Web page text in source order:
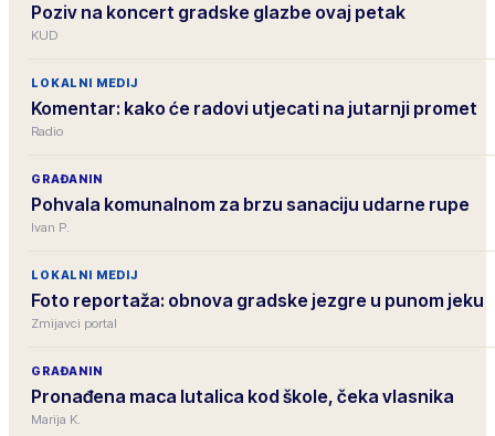
Poziv na koncert gradske glazbe ovaj petak
KUD
LOKALNI MEDIJ
Komentar: kako će radovi utjecati na jutarnji promet
Radio
GRAĐANIN
Pohvala komunalnom za brzu sanaciju udarne rupe
Ivan P.
LOKALNI MEDIJ
Foto reportaža: obnova gradske jezgre u punom jeku
Zmijavci portal
GRAĐANIN
Pronađena maca lutalica kod škole, čeka vlasnika
Marija K.